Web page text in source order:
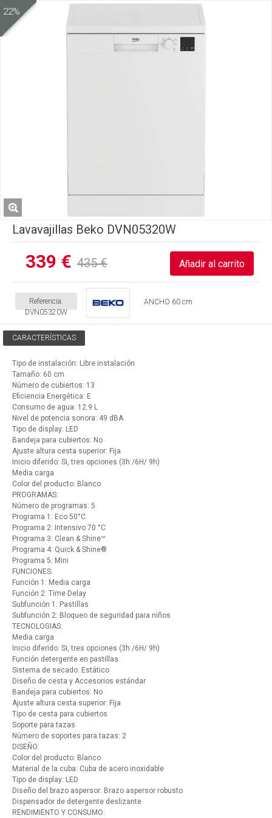
22%
Lavavajillas Beko DVN05320W
339 € 435 €
Referencia:
DVN05320W
ANCHO 60 cm
CARACTERÍSTICAS
Tipo de instalación: Libre instalación
Tamaño: 60 cm
Número de cubiertos: 13
Eficiencia Energética: E
Consumo de agua: 12.9 L
Nivel de potencia sonora: 49 dBA
Tipo de display: LED
Bandeja para cubiertos: No
Ajuste altura cesta superior: Fija
Inicio diferido: Si, tres opciones (3h /6H/ 9h)
Media carga
Color del producto: Blanco
PROGRAMAS:
Número de programas: 5
Programa 1: Eco 50°C
Programa 2: Intensivo 70 °C
Programa 3: Clean & Shine™
Programa 4: Quick & Shine®
Programa 5: Mini
FUNCIONES:
Función 1: Media carga
Función 2: Time Delay
Subfunción 1: Pastillas
Subfunción 2: Bloqueo de seguridad para niños
TECNOLOGIAS:
Media carga
Inicio diferido: Si, tres opciones (3h /6H/ 9h)
Función detergente en pastillas
Sistema de secado: Estático
Diseño de cesta y Accesorios estándar
Bandeja para cubiertos: No
Ajuste altura cesta superior: Fija
Tipo de cesta para cubiertos
Soporte para tazas
Número de soportes para tazas: 2
DISEÑO:
Color del producto: Blanco
Material de la cuba: Cuba de acero inoxidable
Tipo de display: LED
Diseño del brazo aspersor: Brazo aspersor robusto
Dispensador de detergente deslizante
RENDIMIENTO Y CONSUMO: